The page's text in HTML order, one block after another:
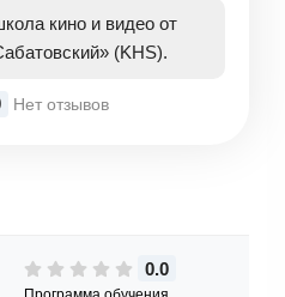
кино и видео от
(KHS).
Нет отзывов
0.0